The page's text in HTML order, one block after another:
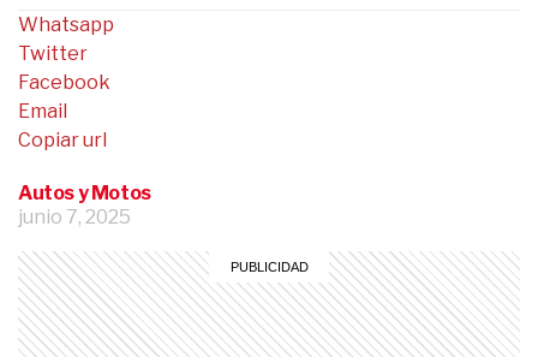
Autos y Motos
junio 7, 2025
Whatsapp
Twitter
Facebook
Email
Copiar url